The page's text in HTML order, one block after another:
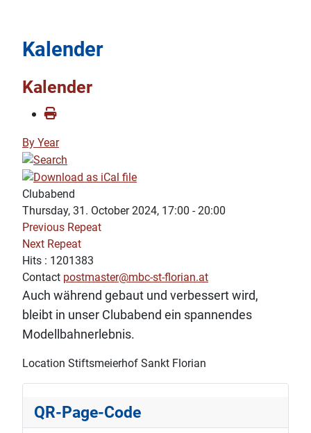
Kalender
Kalender
By Year
Clubabend
Thursday, 31. October 2024, 17:00 - 20:00
Previous Repeat
Next Repeat
Hits : 1201383
Contact postmaster@mbc-st-florian.at
Auch während gebaut und verbessert wird,
bleibt in unser Clubabend ein spannendes
Modellbahnerlebnis.
Location Stiftsmeierhof Sankt Florian
QR-Page-Code